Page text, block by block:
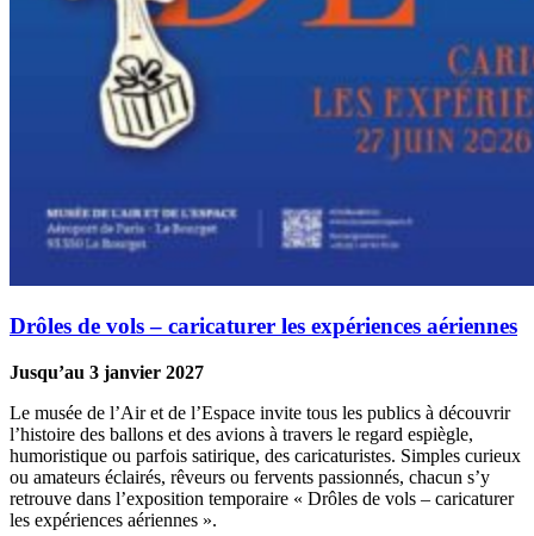
Drôles de vols – caricaturer les expériences aériennes
Jusqu’au 3 janvier 2027
Le musée de l’Air et de l’Espace invite tous les publics à découvrir
l’histoire des ballons et des avions à travers le regard espiègle,
humoristique ou parfois satirique, des caricaturistes. Simples curieux
ou amateurs éclairés, rêveurs ou fervents passionnés, chacun s’y
retrouve dans l’exposition temporaire « Drôles de vols – caricaturer
les expériences aériennes ».